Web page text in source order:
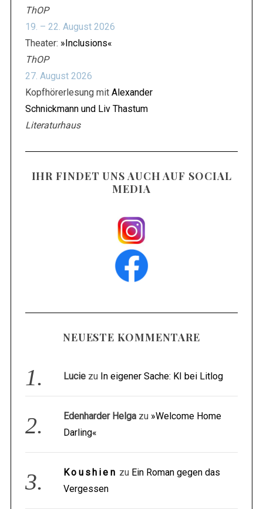
ThOP
19. – 22. August 2026
Theater: »Inclusions«
ThOP
27. August 2026
Kopfhörerlesung mit Alexander
Schnickmann und Liv Thastum
Literaturhaus
IHR FINDET UNS AUCH AUF SOCIAL
MEDIA
NEUESTE KOMMENTARE
Lucie zu In eigener Sache: KI bei Litlog
Edenharder Helga zu »Welcome Home
Darling«
Koushien zu Ein Roman gegen das
Vergessen